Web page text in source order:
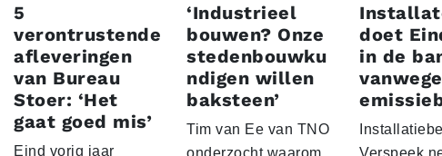
5
verontrustende
afleveringen
van Bureau
Stoer: ‘Het
gaat goed mis’
Eind vorig jaar
‘Industrieel
bouwen? Onze
stedenbouwku
ndigen willen
baksteen’
Tim van Ee van TNO
onderzocht waarom
doet
in de
Verspeek